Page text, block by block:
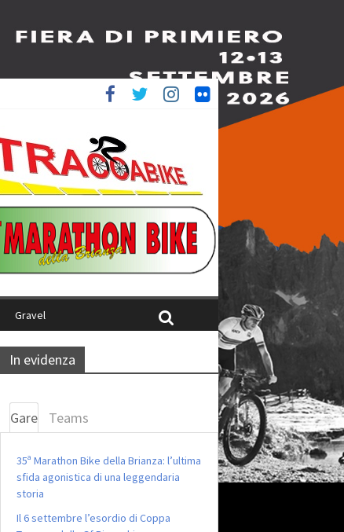
Gravel
In evidenza
Gare Teams
35ª Marathon Bike della Brianza: l’ultima
sfida agonistica di una leggendaria
storia
Il 6 settembre l’esordio di Coppa